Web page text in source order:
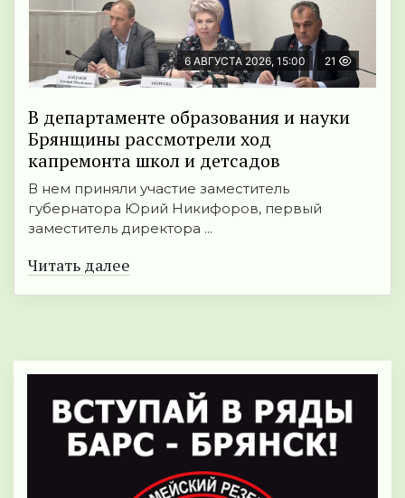
6 АВГУСТА 2026, 15:00 21
В департаменте образования и науки
Брянщины рассмотрели ход
капремонта школ и детсадов
В нем приняли участие заместитель
губернатора Юрий Никифоров, первый
заместитель директора ...
Читать далее